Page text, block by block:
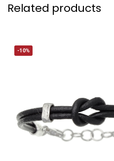
Related products
-10%